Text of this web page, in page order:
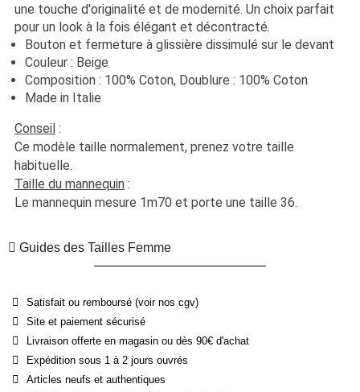
une touche d'originalité et de modernité. Un choix parfait
pour un look à la fois élégant et décontracté.
Bouton et fermeture à glissière dissimulé sur le devant
Couleur : Beige
Composition : 100% Coton, Doublure : 100% Coton
Made in Italie
Conseil :
Ce modèle taille normalement, prenez votre taille
habituelle.
Taille du mannequin :
Le mannequin mesure 1m70 et porte une taille 36.
Guides des Tailles Femme
Satisfait ou remboursé (voir nos cgv)
Site et paiement sécurisé
Livraison offerte en magasin ou dès 90€ d'achat
Expédition sous 1 à 2 jours ouvrés
Articles neufs et authentiques